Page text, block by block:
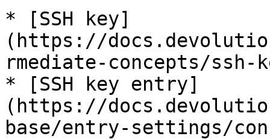
* [SSH key]
(https://
rmediate-concepts/ssh-
* [SSH key entry]
(https://
base/entry-settings/